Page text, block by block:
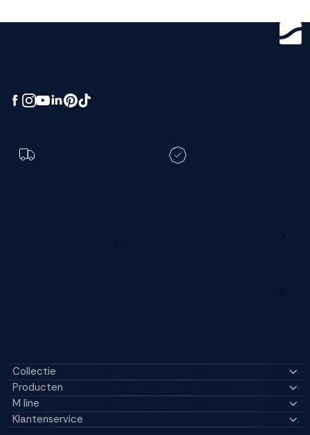
Collectie
Producten
M line
Klantenservice